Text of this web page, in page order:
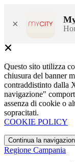
×
Questo sito utilizza
chiusura del banner
contraddistinto dalla
navigazione"
assenza di cookie o
sopracitati.
COOKIE POLICY
Continua la
Regione Campania